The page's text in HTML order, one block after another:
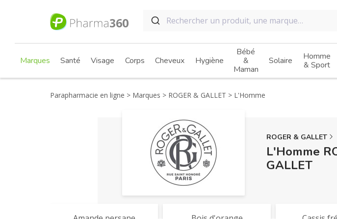
Marques Santé Visage Corps Cheveux Hygiène
Bébé
&
Maman
Solaire
Homme
& Sport
Parapharmacie en ligne Marques ROGER & GALLET L'Homme
ROGER & GALLET
L'Homme
GALLET